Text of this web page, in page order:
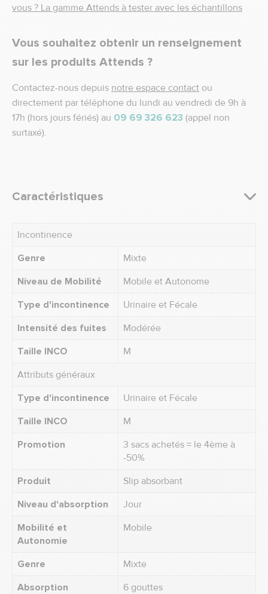
Caractéristiques
Incontinence
Genre
Mixte
Niveau de Mobilité
Mobile et Autonome
Type d'incontinence
Urinaire et Fécale
Intensité des fuites
Modérée
Taille INCO
M
Attributs généraux
Type d'incontinence
Urinaire et Fécale
Taille INCO
M
Promotion
3 sacs achetés = le 4ème à
-50%
Produit
Slip absorbant
Niveau d'absorption
Jour
Mobilité et
Autonomie
Mobile
Genre
Mixte
Absorption
6 gouttes
vous ? La gamme Attends à tester avec les échantillons
Vous souhaitez obtenir un renseignement
sur les produits Attends ?
Contactez-nous depuis notre espace contact ou
directement par téléphone du lundi au vendredi de 9h à
17h (hors jours fériés) au 09 69 326 623 (appel non
surtaxé).